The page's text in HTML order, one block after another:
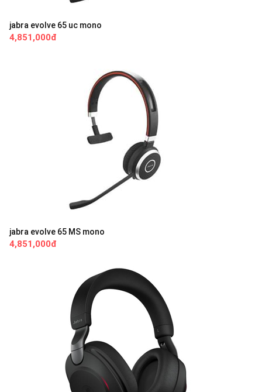
jabra evolve 65 uc mono
4,851,000đ
jabra evolve 65 MS mono
4,851,000đ